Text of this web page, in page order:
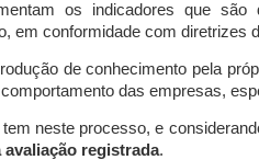
os indicadores que
em conformidade com diretrizes
de conhecimento pela
das empresas,
neste processo, e
registrada.